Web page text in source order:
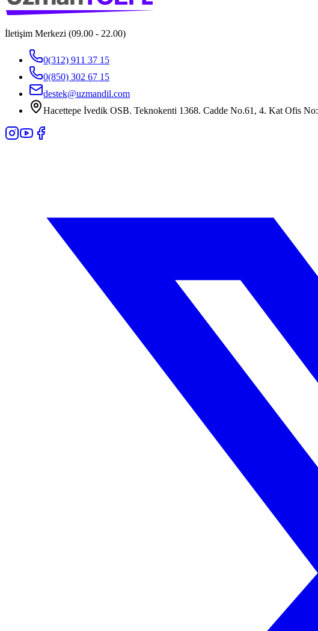
İletişim Merkezi (09.00 - 22.00)
0(312) 911 37 15
0(850) 302 67 15
destek@uzmandil.com
Hacettepe İvedik OSB. Teknokenti 1368. Cadde No.61, 4. Kat Ofis